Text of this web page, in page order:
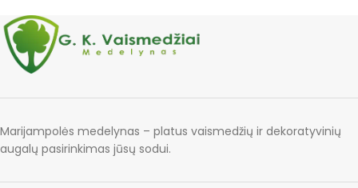
Marijampolės medelynas – platus vaismedžių ir dekoratyvinių
augalų pasirinkimas jūsų sodui.